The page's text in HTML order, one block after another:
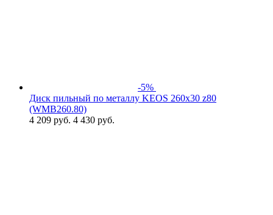
-5%
Диск пильный по металлу KEOS 260x30 z80
(WMB260.80)
4 209 руб. 4 430 руб.